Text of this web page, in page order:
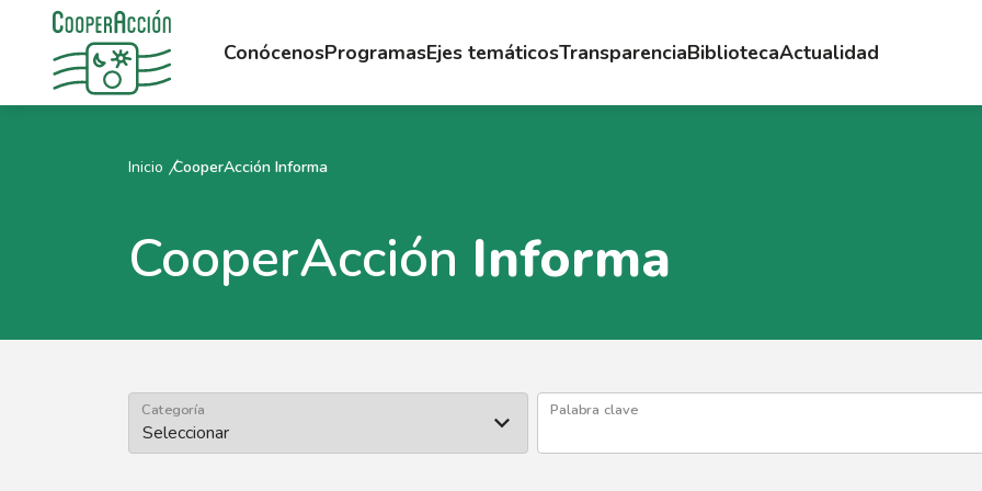
ConócenosProgramasEjes temáticosTransparenciaBibliotecaActualidad
Inicio CooperAcción Informa
CooperAcción Informa
Categoría Palabra clave